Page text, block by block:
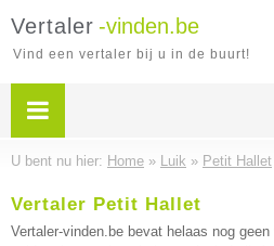
Vertaler -vinden.be
Vind een vertaler bij u in de buurt!
U bent nu hier: Home » Luik » Petit Hallet
Vertaler Petit Hallet
Vertaler-vinden.be bevat helaas nog geen